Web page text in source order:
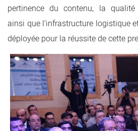
pertinence du contenu, la qualité
ainsi que l’infrastructure logistique
déployée pour la réussite de cette